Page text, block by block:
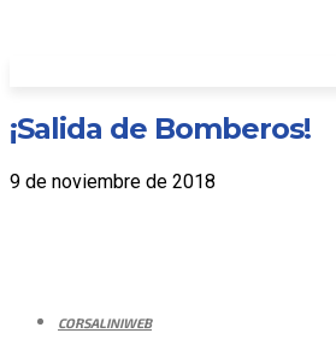
¡Salida de Bomberos!
9 de noviembre de 2018
CORSALINIWEB